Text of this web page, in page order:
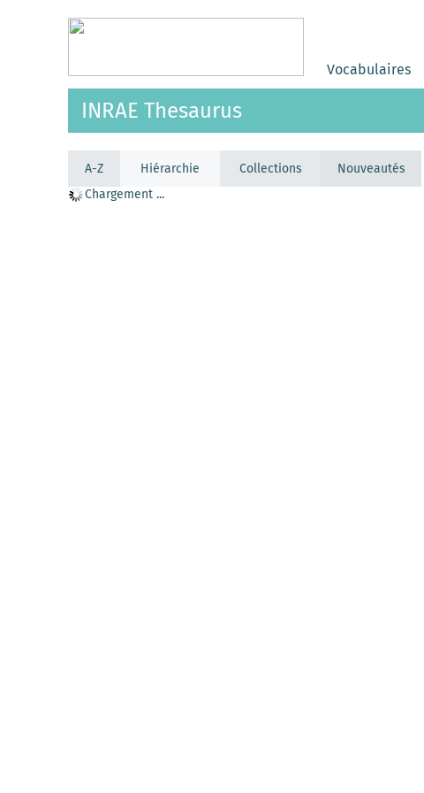
Vocabulaires
INRAE Thesaurus
A-Z Hiérarchie Collections
Nouveautés
Chargement ...